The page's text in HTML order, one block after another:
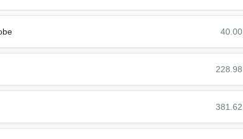
40.00
228.98
381.62